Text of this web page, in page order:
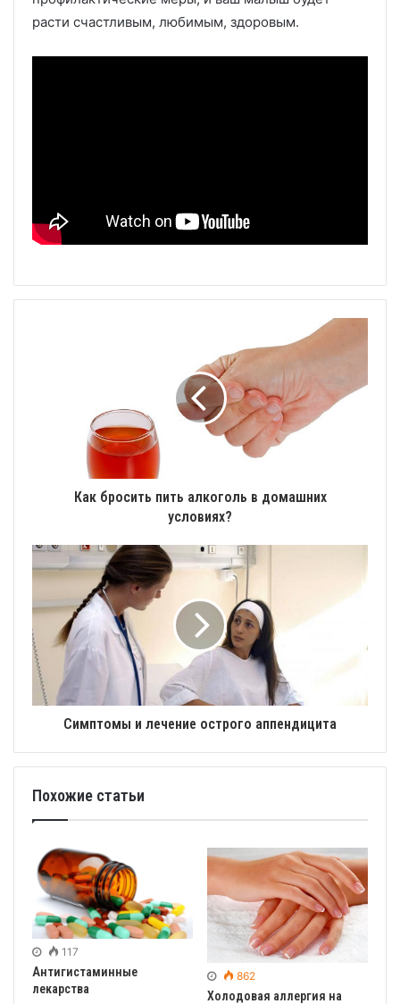
расти счастливым, любимым, здоровым.
Как бросить пить алкоголь в домашних
условиях?
Симптомы и лечение острого аппендицита
Похожие статьи
117
Антигистаминные
лекарства
862
Холодовая аллергия на